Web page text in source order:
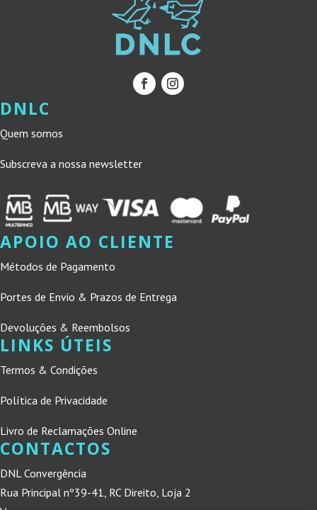
DNLC
Quem somos
Subscreva a nossa newsletter
APOIO AO CLIENTE
Métodos de Pagamento
Portes de Envio & Prazos de Entrega
Devoluções & Reembolsos
LINKS ÚTEIS
Termos & Condições
Política de Privacidade
Livro de Reclamações Online
CONTACTOS
DNL Convergência
Rua Principal nº39-41, RC Direito, Loja 2